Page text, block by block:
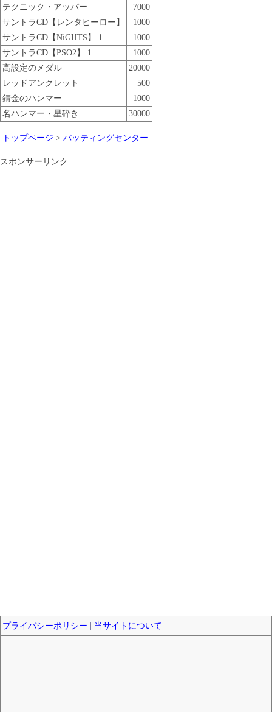
テクニック・アッパー
7000
サントラCD【レンタヒーロー】
1000
サントラCD【NiGHTS】 1
1000
サントラCD【PSO2】 1
1000
高設定のメダル
20000
レッドアンクレット
500
錆金のハンマー
1000
名ハンマー・星砕き
30000
トップページ > バッティングセンター
スポンサーリンク
プライバシーポリシー 当サイトについて